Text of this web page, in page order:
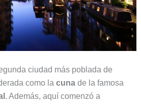
ciudad más poblada de
como la cunade la famosa
. Además, aquí comenzó a